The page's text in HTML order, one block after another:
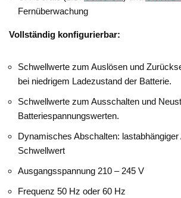
Fernüberwachung
Vollständig konfigurierbar:
Schwellwerte zum Auslösen und
bei niedrigem Ladezustand der Batterie.
Schwellwerte zum Ausschalten und
Batteriespannungswerten.
Dynamisches Abschalten: lastabhängiger
Schwellwert
Ausgangsspannung 210 – 245 V
Frequenz 50 Hz oder 60 Hz